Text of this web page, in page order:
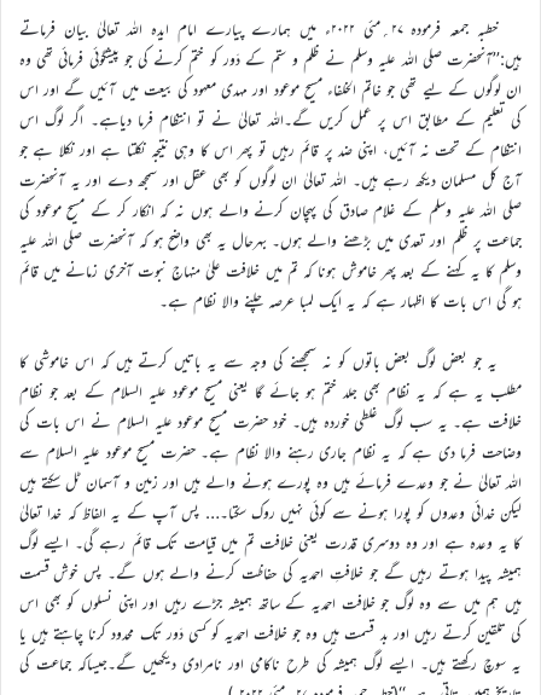
خطبہ جمعہ فرمودہ ۲۷؍مئی ۲۰۲۲ء میں ہمارے پیارے امام ایدہ اللہ تعالیٰ بیان فرماتے
ہیں:’’آنحضرت صلی اللہ علیہ وسلم نے ظلم و ستم کے دَور کو ختم کرنے کی جو پیشگوئی فرمائی تھی وہ
ان لوگوں کے لیے تھی جو خاتم الخلفاء مسیح موعود اور مہدی معہود کی بیعت میں آئیں گے اور اس
کی تعلیم کے مطابق اس پر عمل کریں گے۔اللہ تعالیٰ نے تو انتظام فرما دیاہے۔ اگر لوگ اس
انتظام کے تحت نہ آئیں، اپنی ضد پر قائم رہیں تو پھر اس کا وہی نتیجہ نکلتا ہے اور نکلا ہے جو
آج کل مسلمان دیکھ رہے ہیں۔ اللہ تعالیٰ ان لوگوں کو بھی عقل اور سمجھ دے اور یہ آنحضرت
صلی اللہ علیہ وسلم کے غلام صادق کی پہچان کرنے والے ہوں نہ کہ انکار کر کے مسیح موعود کی
جماعت پر ظلم اور تعدی میں بڑھنے والے ہوں۔ بہرحال یہ بھی واضح ہو کہ آنحضرت صلی اللہ علیہ
وسلم کا یہ کہنے کے بعد پھر خاموش ہونا کہ تم میں خلافت علیٰ منہاجِ نبوت آخری زمانے میں قائم
ہو گی اس بات کا اظہار ہے کہ یہ ایک لمبا عرصہ چلنے والا نظام ہے۔
یہ جو بعض لوگ بعض باتوں کو نہ سمجھنے کی وجہ سے یہ باتیں کرتے ہیں کہ اس خاموشی کا
مطلب یہ ہے کہ یہ نظام بھی جلد ختم ہو جائے گا یعنی مسیح موعود علیہ السلام کے بعد جو نظام
خلافت ہے۔ یہ سب لوگ غلطی خوردہ ہیں۔ خود حضرت مسیح موعود علیہ السلام نے اس بات کی
وضاحت فرما دی ہے کہ یہ نظام جاری رہنے والا نظام ہے۔ حضرت مسیح موعود علیہ السلام سے
اللہ تعالیٰ نے جو وعدے فرمائے ہیں وہ پورے ہونے والے ہیں اور زمین و آسمان ٹل سکتے ہیں
لیکن خدائی وعدوں کو پورا ہونے سے کوئی نہیں روک سکتا۔… پس آپ کے یہ الفاظ کہ خدا تعالیٰ
کا یہ وعدہ ہے اور وہ دوسری قدرت یعنی خلافت تم میں قیامت تک قائم رہے گی۔ ایسے لوگ
ہمیشہ پیدا ہوتے رہیں گے جو خلافتِ احمدیہ کی حفاظت کرنے والے ہوں گے۔ پس خوش قسمت
ہیں ہم میں سے وہ لوگ جو خلافت احمدیہ کے ساتھ ہمیشہ جڑے رہیں اور اپنی نسلوں کو بھی اس
کی تلقین کرتے رہیں اور بد قسمت ہیں وہ جو خلافت احمدیہ کو کسی دَور تک محدود کرنا چاہتے ہیں یا
یہ سوچ رکھتے ہیں۔ ایسے لوگ ہمیشہ کی طرح ناکامی اور نامرادی دیکھیں گے۔جیساکہ جماعت کی